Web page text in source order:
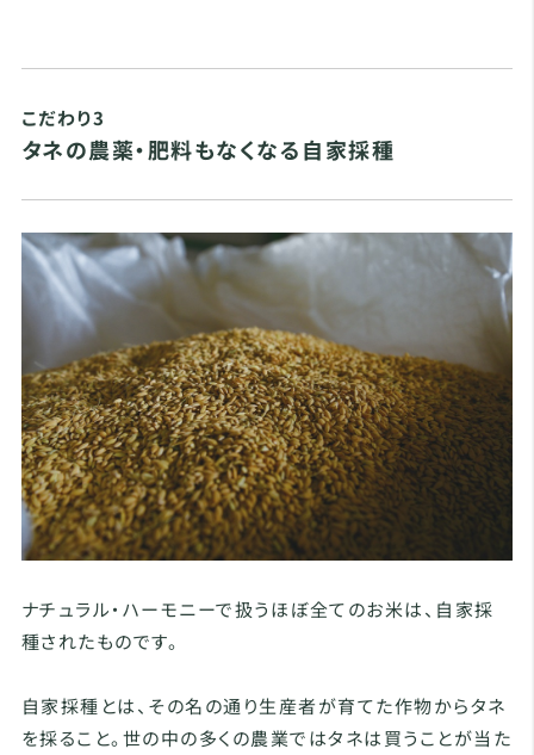
こだわり3
タネの農薬・肥料もなくなる自家採種
ナチュラル・ハーモニーで扱うほぼ全てのお米は、自家採
種されたものです。
自家採種とは、その名の通り生産者が育てた作物からタネ
を採ること。世の中の多くの農業ではタネは買うことが当た